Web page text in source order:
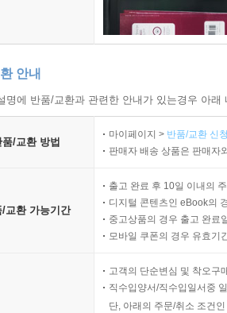
안내
명에 반품/교환과 관련한 안내가 있는경우 아
품/교환 방법
마이페이지 > 반품/교환 신
판매자 배송 상품은 판매자
/교환 가능기간
출고 완료 후 10일 이내의
디지털 콘텐츠인 eBook의
중고상품의 경우 출고 완료
모바일 쿠폰의 경우 유효기
고객의 단순변심 및 착오구
직수입양서/직수입일서중
단, 아래의 주문/취소 조건